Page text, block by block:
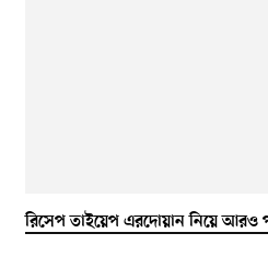
রিসেপ তাইয়েপ এরদোয়ান নিয়ে আরও